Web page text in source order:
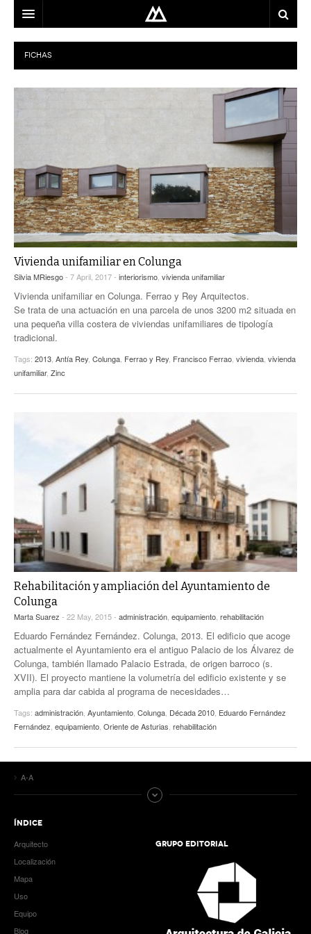
ARQUITECTO
LOCALIZACIÓN
BLOG
CONTACTO
FICHAS
Vivienda unifamiliar en Colunga
Silvia MRiesgo- 7 April, 2017 - interiorismo vivienda unifamiliar
Vivienda unifamiliar en Colunga. Ferrao y Rey Arquitectos.
Se trata de una actuación en una parcela de unos 3200 m2 situada en
una pequeña villa costera de viviendas unifamiliares de tipología
tradicional.
Tags: 2013 Antía Rey Colunga Ferrao y Rey Francisco Ferrao vivienda vivienda
unifamiliar, Zinc
Rehabilitación y ampliación del Ayuntamiento de
Colunga
Marta Suarez - 22 May, 2015 - administración equipamiento rehabilitación
Eduardo Fernández Fernández. Colunga, 2013. El edificio que acoge
actualmente el Ayuntamiento era el antiguo Palacio de los Álvarez de
Colunga, también llamado Palacio Estrada, de origen barroco (s.
XVII). El proyecto mantiene la volumetría del edificio existente y se
amplia para dar cabida al programa de necesidades…
Tags: administración Ayuntamiento Colunga Década 2010 Eduardo Fernández
Fernández equipamiento Oriente de Asturias rehabilitación
A-A
ÍNDICE
Arquitecto
Localización
Mapa
Uso
Equipo
Blog
GRUPO EDITORIAL